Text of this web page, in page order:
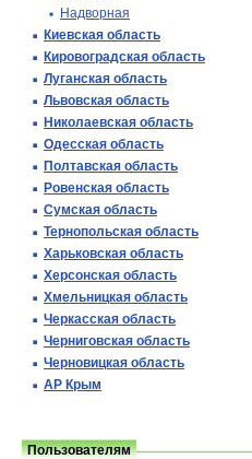
Надворная
Киевская область
Кировоградская область
Луганская область
Львовская область
Николаевская область
Одесская область
Полтавская область
Ровенская область
Сумская область
Тернопольская область
Харьковская область
Херсонская область
Хмельницкая область
Черкасская область
Черниговская область
Черновицкая область
АР Крым
Пользователям